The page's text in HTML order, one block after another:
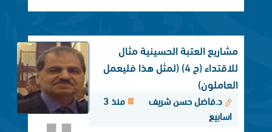
مشاريع العتبة الحسينية مثال
للاقتداء (ح 4) (لمثل هذا فليعمل
العاملون)
د.فاضل حسن شريف
منذ 3
اسابيع